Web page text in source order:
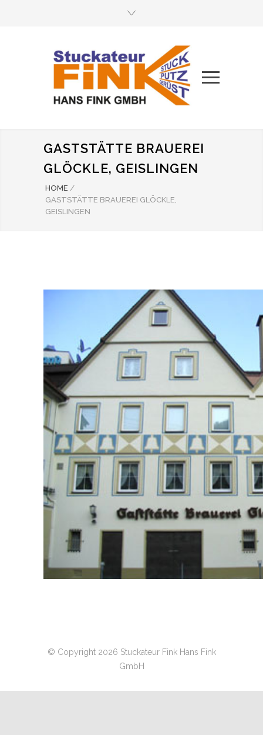
GASTSTÄTTE BRAUEREI
GLÖCKLE, GEISLINGEN
HOME /
GASTSTÄTTE BRAUEREI GLÖCKLE,
GEISLINGEN
© Copyright 2026 Stuckateur Fink Hans Fink
GmbH